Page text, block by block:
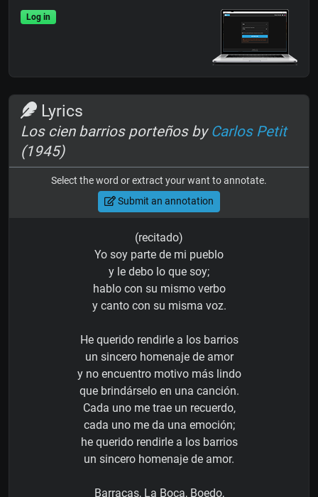
Log in
Lyrics
Los cien barrios porteños by Carlos Petit
(1945)
Select the word or extract your want to annotate.
Submit an annotation
(recitado)
Yo soy parte de mi pueblo
y le debo lo que soy;
hablo con su mismo verbo
y canto con su misma voz.
He querido rendirle a los barrios
un sincero homenaje de amor
y no encuentro motivo más lindo
que brindárselo en una canción.
Cada uno me trae un recuerdo,
cada uno me da una emoción;
he querido rendirle a los barrios
un sincero homenaje de amor.
Barracas, La Boca, Boedo,